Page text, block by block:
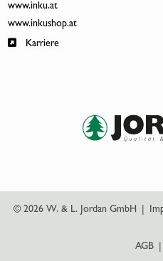
www.inku.at
www.inkushop.at
Karriere
© 2026 W. & L. Jordan GmbH
AGB